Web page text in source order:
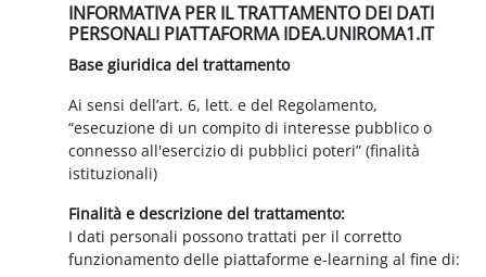
INFORMATIVA PER IL TRATTAMENTO DEI DATI
PERSONALI PIATTAFORMA IDEA.UNIROMA1.IT
Base giuridica del trattamento
Ai sensi dell’art. 6, lett. e del Regolamento,
“esecuzione di un compito di interesse pubblico o
connesso all'esercizio di pubblici poteri” (finalità
istituzionali)
Finalità e descrizione del trattamento:
I dati personali possono trattati per il corretto
funzionamento delle piattaforme e-learning al fine di: